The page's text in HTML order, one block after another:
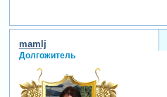
mamlj
Долгожитель